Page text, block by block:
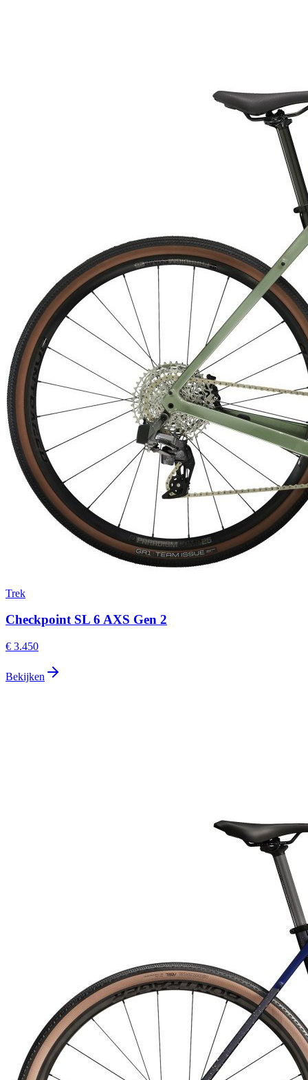
Trek
Checkpoint SL 6 AXS Gen 2
€ 3.450
Bekijken